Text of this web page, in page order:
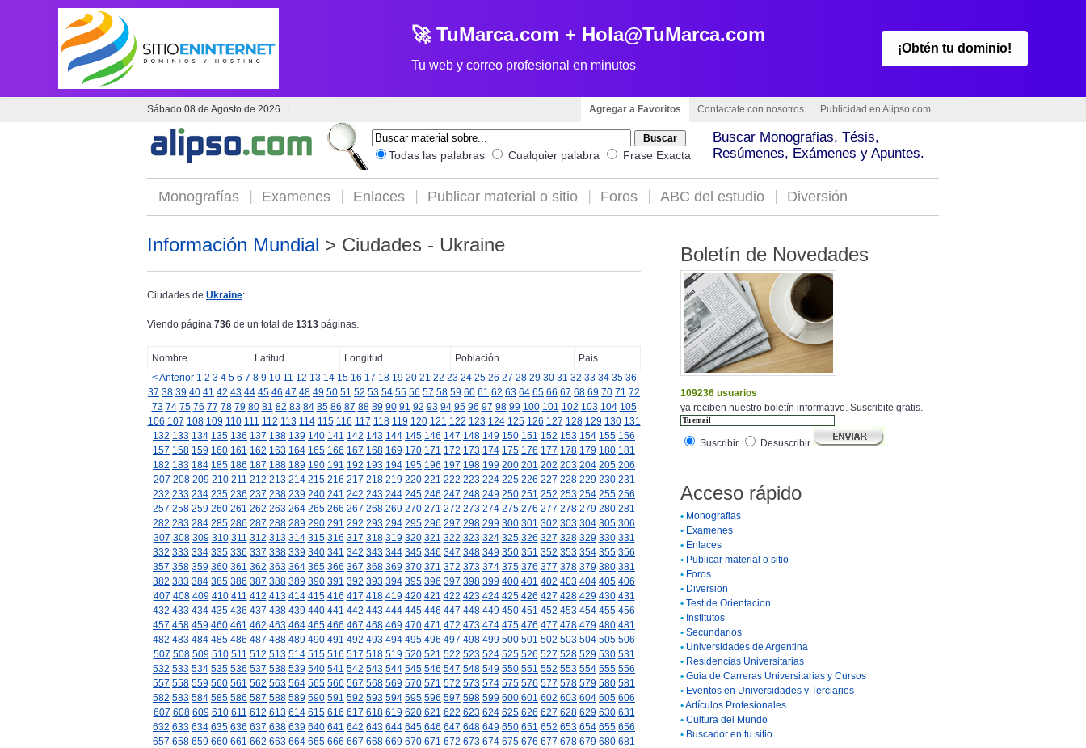
🚀 TuMarca.com + Hola@TuMarca.com
Tu web y correo profesional en minutos
¡Obtén tu dominio!
Sábado 08 de Agosto de 2026 Agregar a Favoritos Contactate con nosotros Publicidad en Alipso.com
Todas las palabras Cualquier palabra Frase Exacta
Buscar Monografias, Tésis,
Resúmenes, Exámenes y Apuntes.
Monografías Examenes Enlaces Publicar material o sitio Foros ABC del estudio Diversión
Información Mundial > Ciudades - Ukraine
Ciudades de Ukraine:
Viendo página 736 de un total de 1313 páginas.
Nombre Latitud Longitud Población
Pais
< Anterior 1 2 3 4 5 6 7 8 9 10 11 12 13 14 15 16 17 18 19 20 21 22 23 24 25 26 27 28 29 30 31 32 33 34 35 36
37 38 39 40 41 42 43 44 45 46 47 48 49 50 51 52 53 54 55 56 57 58 59 60 61 62 63 64 65 66 67 68 69 70 71 72
73 74 75 76 77 78 79 80 81 82 83 84 85 86 87 88 89 90 91 92 93 94 95 96 97 98 99 100 101 102 103 104 105
106 107 108 109 110 111 112 113 114 115 116 117 118 119 120 121 122 123 124 125 126 127 128 129 130 131
132 133 134 135 136 137 138 139 140 141 142 143 144 145 146 147 148 149 150 151 152 153 154 155 156
157 158 159 160 161 162 163 164 165 166 167 168 169 170 171 172 173 174 175 176 177 178 179 180 181
182 183 184 185 186 187 188 189 190 191 192 193 194 195 196 197 198 199 200 201 202 203 204 205 206
207 208 209 210 211 212 213 214 215 216 217 218 219 220 221 222 223 224 225 226 227 228 229 230 231
232 233 234 235 236 237 238 239 240 241 242 243 244 245 246 247 248 249 250 251 252 253 254 255 256
257 258 259 260 261 262 263 264 265 266 267 268 269 270 271 272 273 274 275 276 277 278 279 280 281
282 283 284 285 286 287 288 289 290 291 292 293 294 295 296 297 298 299 300 301 302 303 304 305 306
307 308 309 310 311 312 313 314 315 316 317 318 319 320 321 322 323 324 325 326 327 328 329 330 331
332 333 334 335 336 337 338 339 340 341 342 343 344 345 346 347 348 349 350 351 352 353 354 355 356
357 358 359 360 361 362 363 364 365 366 367 368 369 370 371 372 373 374 375 376 377 378 379 380 381
382 383 384 385 386 387 388 389 390 391 392 393 394 395 396 397 398 399 400 401 402 403 404 405 406
407 408 409 410 411 412 413 414 415 416 417 418 419 420 421 422 423 424 425 426 427 428 429 430 431
432 433 434 435 436 437 438 439 440 441 442 443 444 445 446 447 448 449 450 451 452 453 454 455 456
457 458 459 460 461 462 463 464 465 466 467 468 469 470 471 472 473 474 475 476 477 478 479 480 481
482 483 484 485 486 487 488 489 490 491 492 493 494 495 496 497 498 499 500 501 502 503 504 505 506
507 508 509 510 511 512 513 514 515 516 517 518 519 520 521 522 523 524 525 526 527 528 529 530 531
532 533 534 535 536 537 538 539 540 541 542 543 544 545 546 547 548 549 550 551 552 553 554 555 556
557 558 559 560 561 562 563 564 565 566 567 568 569 570 571 572 573 574 575 576 577 578 579 580 581
582 583 584 585 586 587 588 589 590 591 592 593 594 595 596 597 598 599 600 601 602 603 604 605 606
607 608 609 610 611 612 613 614 615 616 617 618 619 620 621 622 623 624 625 626 627 628 629 630 631
632 633 634 635 636 637 638 639 640 641 642 643 644 645 646 647 648 649 650 651 652 653 654 655 656
657 658 659 660 661 662 663 664 665 666 667 668 669 670 671 672 673 674 675 676 677 678 679 680 681
Boletín de Novedades
109236 usuarios
ya reciben nuestro boletín informativo. Suscribite gratis.
Suscribir Desuscribir
Acceso rápido
• Monografias
• Examenes
• Enlaces
• Publicar material o sitio
• Foros
• Diversion
• Test de Orientacion
• Institutos
• Secundarios
• Universidades de Argentina
• Residencias Universitarias
• Guia de Carreras Universitarias y Cursos
• Eventos en Universidades y Terciarios
•Artículos Profesionales
• Cultura del Mundo
• Buscador en tu sitio